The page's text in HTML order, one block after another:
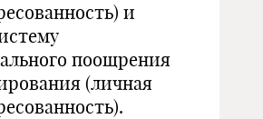
и
поощрения
(личная